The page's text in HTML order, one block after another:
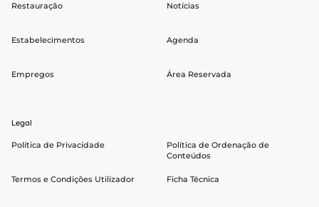
Restauração
Estabelecimentos
Empregos
Notícias
Agenda
Área Reservada
Legal
Política de Privacidade
Termos e Condições Utilizador
Política de Ordenação de
Conteúdos
Ficha Técnica